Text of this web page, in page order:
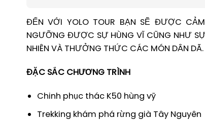
ĐẾN VỚI YOLO TOUR BẠN SẼ ĐƯỢC
NGƯỠNG ĐƯỢC SỰ HÙNG VĨ CŨNG NHƯ
NHIÊN VÀ THƯỞNG THỨC CÁC MÓN DÂN DÃ.
ĐẶC SẮC CHƯƠNG TRÌNH
Chinh phục thác K50 hùng vỹ
Trekking khám phá rừng già Tây Nguyên